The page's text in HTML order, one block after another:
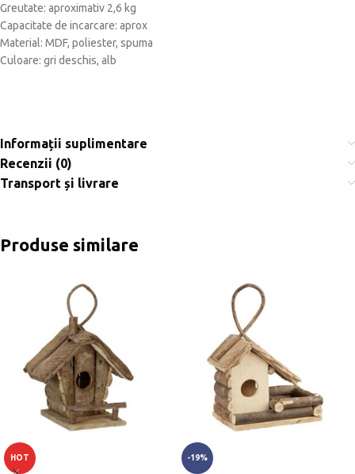
Greutate: aproximativ 2,6 kg
Capacitate de incarcare: aprox
Material: MDF, poliester, spuma
Culoare: gri deschis, alb
Informații suplimentare
Recenzii (0)
Transport și livrare
Produse similare
HOT -19%